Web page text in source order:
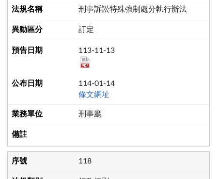
刑事訴訟特殊強制處分執行辦法
訂定
113-11-13
114-01-14
條文網址
刑事廳
118